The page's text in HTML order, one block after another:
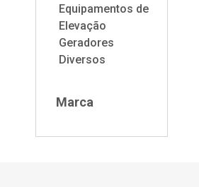
Equipamentos de
Elevação
Geradores
Diversos
Marca